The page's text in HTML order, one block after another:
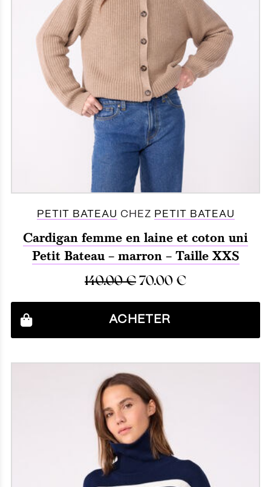
PETIT BATEAU CHEZ PETIT BATEAU
Cardigan femme en laine et coton uni
Petit Bateau – marron – Taille XXS
140.00€ 70.00 €
ACHETER